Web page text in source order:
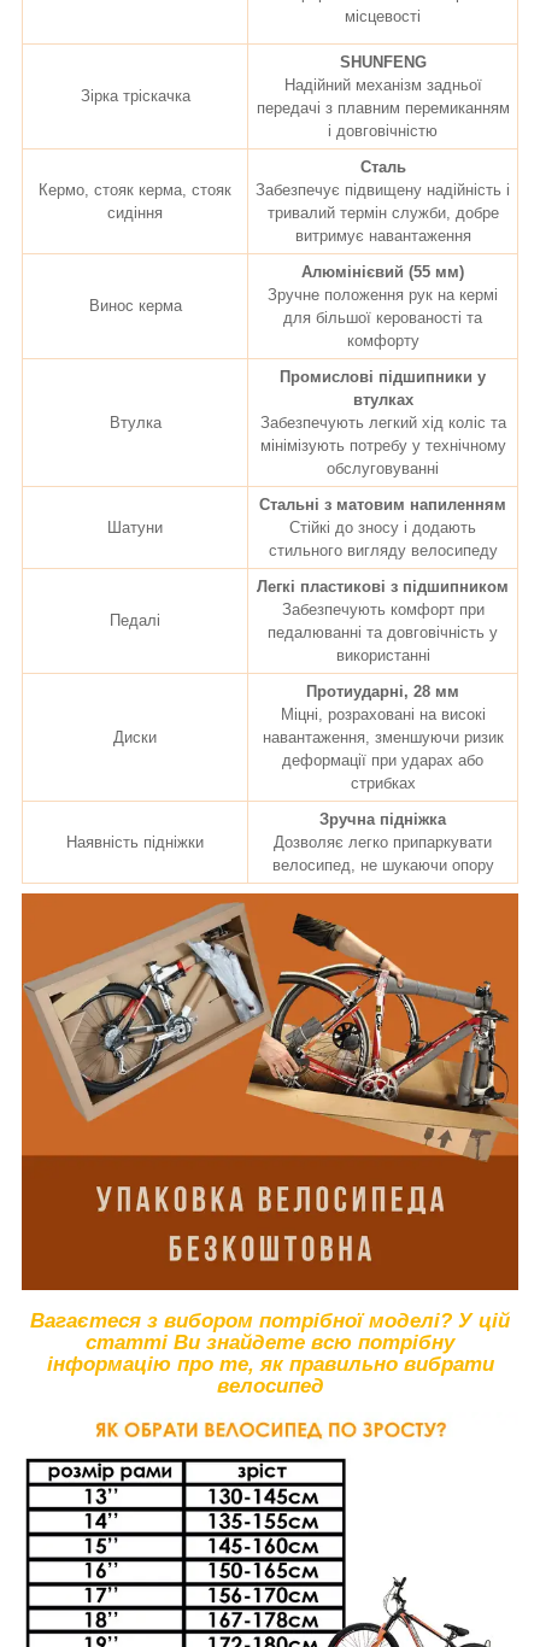
місцевості
Зірка тріскачка
SHUNFENG
Надійний механізм задньої
передачі з плавним перемиканням
і довговічністю
Кермо, стояк керма, стояк
сидіння
Сталь
Забезпечує підвищену надійність і
тривалий термін служби, добре
витримує навантаження
Винос керма
Алюмінієвий (55 мм)
Зручне положення рук на кермі
для більшої керованості та
комфорту
Втулка
Промислові підшипники у
втулках
Забезпечують легкий хід коліс та
мінімізують потребу у технічному
обслуговуванні
Шатуни
Стальні з матовим напиленням
Стійкі до зносу і додають
стильного вигляду велосипеду
Педалі
Легкі пластикові з підшипником
Забезпечують комфорт при
педалюванні та довговічність у
використанні
Диски
Протиударні, 28 мм
Міцні, розраховані на високі
навантаження, зменшуючи ризик
деформації при ударах або
стрибках
Наявність підніжки
Зручна підніжка
Дозволяє легко припаркувати
велосипед, не шукаючи опору
Вагаєтеся з вибором потрібної моделі? У цій
статті Ви знайдете всю потрібну
інформацію про те, як правильно вибрати
велосипед